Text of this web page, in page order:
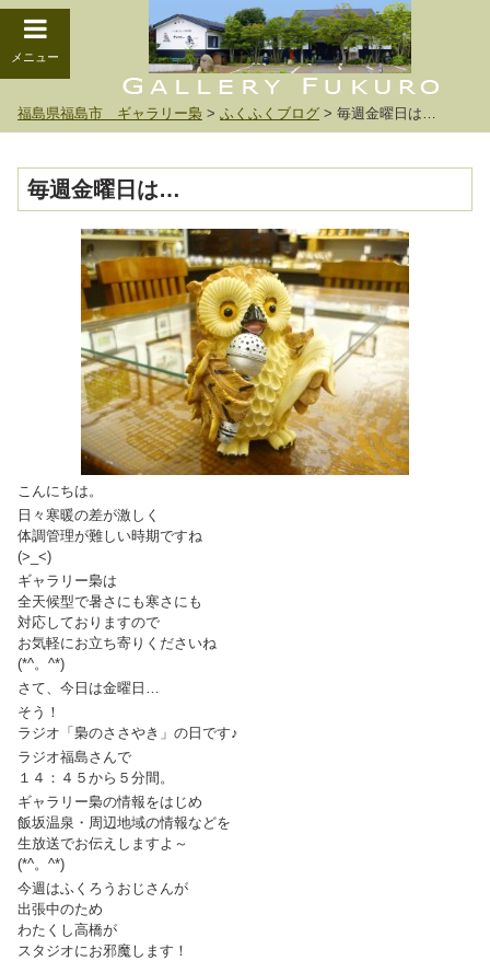
メニュー
福島県福島市 ギャラリー梟 > ふくふくブログ > 毎週金曜日は…
毎週金曜日は…
こんにちは。
日々寒暖の差が激しく
体調管理が難しい時期ですね
(>_<)
ギャラリー梟は
全天候型で暑さにも寒さにも
対応しておりますので
お気軽にお立ち寄りくださいね
(*^。^*)
さて、今日は金曜日…
そう！
ラジオ「梟のささやき」の日です♪
ラジオ福島さんで
１４：４５から５分間。
ギャラリー梟の情報をはじめ
飯坂温泉・周辺地域の情報などを
生放送でお伝えしますよ～
(*^。^*)
今週はふくろうおじさんが
出張中のため
わたくし高橋が
スタジオにお邪魔します！